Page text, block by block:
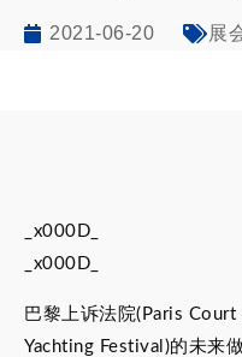
2021-06-20 展
_x000D_
_x000D_
巴黎上诉法院(Paris
Yachting Festival)的未来